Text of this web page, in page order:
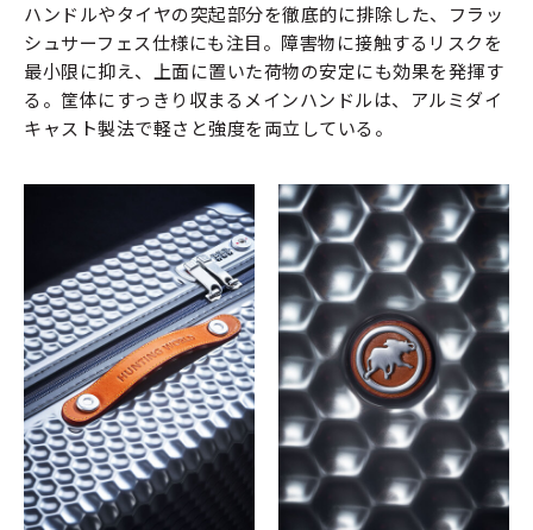
ハンドルやタイヤの突起部分を徹底的に排除した、フラッ
シュサーフェス仕様にも注目。障害物に接触するリスクを
最小限に抑え、上面に置いた荷物の安定にも効果を発揮す
る。筐体にすっきり収まるメインハンドルは、アルミダイ
キャスト製法で軽さと強度を両立している。